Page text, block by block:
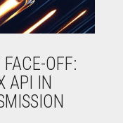
OFF:
API IN